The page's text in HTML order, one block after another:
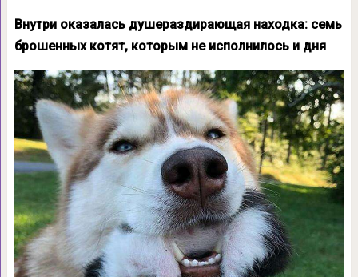
Внутри оказалась душераздирающая находка: семь
брошенных котят, которым не исполнилось и дня